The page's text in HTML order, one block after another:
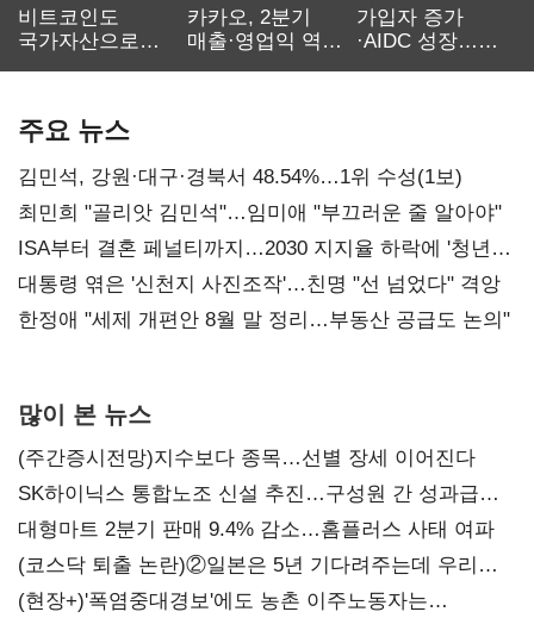
비트코인도
국가자산으로…'
카카오, 2분기
매출·영업익 역대
가입자 증가
·AIDC 성장…
주요 뉴스
김민석, 강원·대구·경북서 48.54%…1위 수성(1보)
최민희 "골리앗 김민석"…임미애 "부끄러운 줄 알아야"
ISA부터 결혼 페널티까지…2030 지지율 하락에 '청년
챙기기'
대통령 엮은 '신천지 사진조작'…친명 "선 넘었다" 격앙
한정애 "세제 개편안 8월 말 정리…부동산 공급도 논의"
많이 본 뉴스
(주간증시전망)지수보다 종목…선별 장세 이어진다
SK하이닉스 통합노조 신설 추진…구성원 간 성과급
불만 확산
대형마트 2분기 판매 9.4% 감소…홈플러스 사태 여파
(코스닥 퇴출 논란)②일본은 5년 기다려주는데 우리는
당장 퇴출?…시간만으론 부족한 코스닥 구하기
(현장+)'폭염중대경보'에도 농촌 이주노동자는